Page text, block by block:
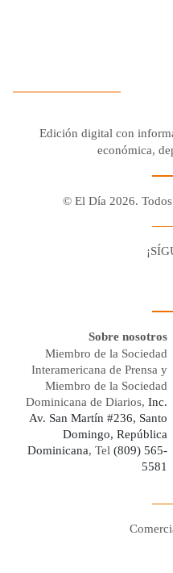
Edición digital con
económica,
© El Día 2026. Todos
Sobre nosotros
Miembro de la Sociedad
Interamericana de Prensa y
Miembro de la Sociedad
Dominicana de Diarios, Inc.
Av. San Martín #236, Santo
Domingo, República
Dominicana, Tel (809) 565-
5581